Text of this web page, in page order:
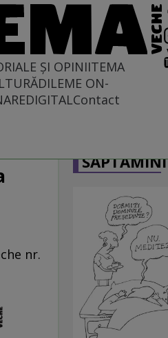
ȘI OPINIITEMA
DILEME ON-
DIGITALContact
nr.